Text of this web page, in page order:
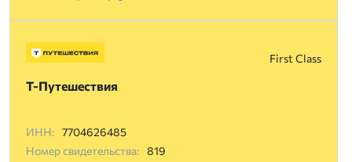
First Class
Т-Путешествия
ИНН: 7704626485
Номер свидетельства: 819